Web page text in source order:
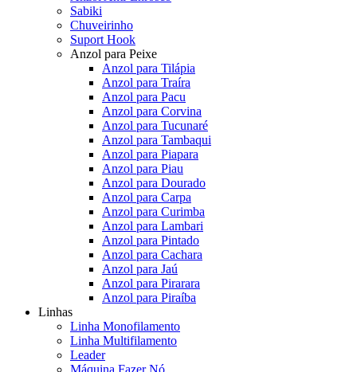
Sabiki
Chuveirinho
Suport Hook
Anzol para Peixe
Anzol para Tilápia
Anzol para Traíra
Anzol para Pacu
Anzol para Corvina
Anzol para Tucunaré
Anzol para Tambaqui
Anzol para Piapara
Anzol para Piau
Anzol para Dourado
Anzol para Carpa
Anzol para Curimba
Anzol para Lambari
Anzol para Pintado
Anzol para Cachara
Anzol para Jaú
Anzol para Pirarara
Anzol para Piraíba
Linhas
Linha Monofilamento
Linha Multifilamento
Leader
Máquina Fazer Nó